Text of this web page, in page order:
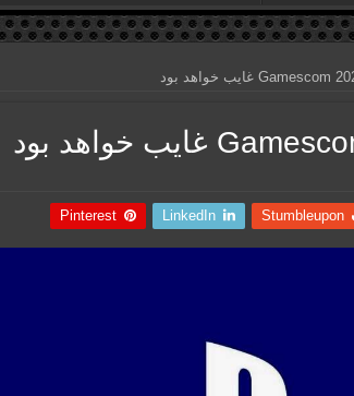
Stumbleupon
LinkedIn
Pinterest